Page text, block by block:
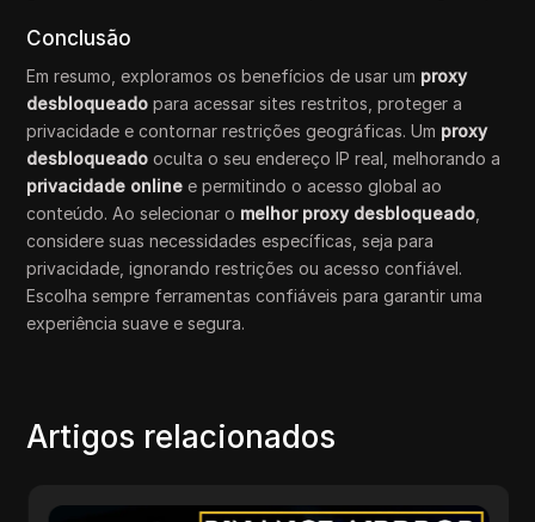
Conclusão
Em resumo, exploramos os benefícios de usar um proxy
desbloqueado para acessar sites restritos, proteger a
privacidade e contornar restrições geográficas. Um proxy
desbloqueado oculta o seu endereço IP real, melhorando a
privacidade online e permitindo o acesso global ao
conteúdo. Ao selecionar o melhor proxy desbloqueado
considere suas necessidades específicas, seja para
privacidade, ignorando restrições ou acesso confiável.
Escolha sempre ferramentas confiáveis para garantir uma
experiência suave e segura.
Artigos relacionados